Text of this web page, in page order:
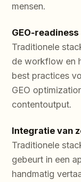
mensen.
GEO-readiness
Traditionele
de workflow en
best practices
GEO
contentoutput.
Integratie van
Traditionele
gebeurt in een
handmatig